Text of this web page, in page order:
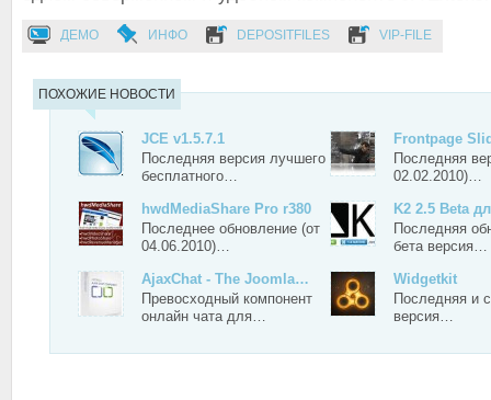
ДЕМО ИНФО DEPOSITFILES VIP-FILE
ПОХОЖИЕ НОВОСТИ
JCE v1.5.7.1
Последняя версия лучшего
бесплатного…
Frontpage
Последняя
02.02.2010)…
hwdMediaShare Pro r380
Последнее обновление (от
04.06.2010)…
K2 2.5 Beta
Последняя
бета версия…
AjaxChat - The Joomla…
Превосходный компонент
онлайн чата для…
Widgetkit
Последняя и
версия…